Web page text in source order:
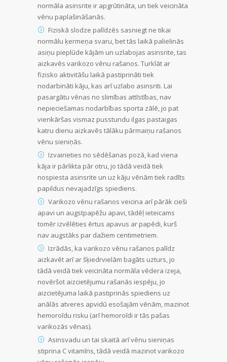
normāla asinsrite ir apgrūtināta, un tiek veicināta
vēnu paplašināšanās.
Fiziskā slodze palīdzēs sasniegt ne tikai
normālu ķermeņa svaru, bet tās laikā palielinās
asiņu pieplūde kājām un uzlabojas asinsrite, tas
aizkavēs varikozo vēnu rašanos. Turklāt ar
fizisko aktivitāšu laikā pastiprināti tiek
nodarbināti kāju, kas arī uzlabo asinsriti. Lai
pasargātu vēnas no slimības attīstības, nav
nepieciešamas nodarbības sporta zālē, jo pat
vienkāršas vismaz pusstundu ilgas pastaigas
katru dienu aizkavēs tālāku pārmaiņu rašanos
vēnu sieniņās.
Izvairieties no sēdēšanas pozā, kad viena
kāja ir pārlikta pār otru, jo tādā veidā tiek
nospiesta asinsrite un uz kāju vēnām tiek radīts
papildus nevajadzīgs spiediens.
Varikozo vēnu rašanos veicina arī pārāk cieši
apavi un augstpapēžu apavi, tādēļ ieteicams
tomēr izvēlēties ērtus apavus ar papēdi, kurš
nav augstāks par dažiem centimetriem.
Izrādās, ka varikozo vēnu rašanos palīdz
aizkavēt arī ar šķiedrvielām bagāts uzturs, jo
tādā veidā tiek veicināta normāla vēdera izeja,
novēršot aizcietējumu rašanās iespēju, jo
aizcietējuma laikā pastiprinās spiediens uz
anālās atveres apvidū esošajām vēnām, mazinot
hemoroīdu risku (arī hemoroīdi ir tās pašas
varikozās vēnas).
Asinsvadu un tai skaitā arī vēnu sieniņas
stiprina C vitamīns, tādā veidā mazinot varikozo